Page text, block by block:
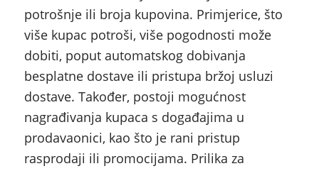
potrošnje ili broja kupovina. Primjerice, što
više kupac potroši, više pogodnosti može
dobiti, poput automatskog dobivanja
besplatne dostave ili pristupa bržoj usluzi
dostave. Također, postoji mogućnost
nagrađivanja kupaca s događajima u
prodavaonici, kao što je rani pristup
rasprodaji ili promocijama. Prilika za